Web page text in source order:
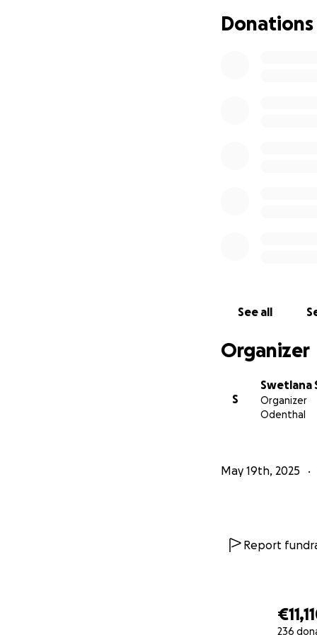
236
Deshalb bitten
Donations
See all
Organizer
S
Swetlana
Organizer
Odenthal
May 19th, 2025
Report